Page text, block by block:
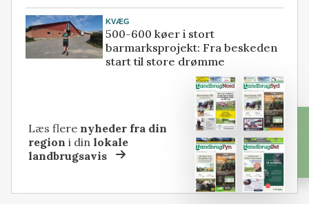
KVÆG
500-600 køer i stort
barmarksprojekt: Fra beskeden
start til store drømme
Læs flere nyheder fra din
region i dinlokale
landbrugsavis